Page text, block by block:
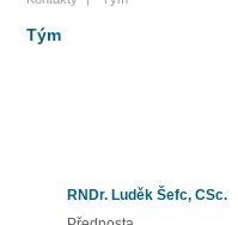
Tým
RNDr. Luděk Šefc, CSc.